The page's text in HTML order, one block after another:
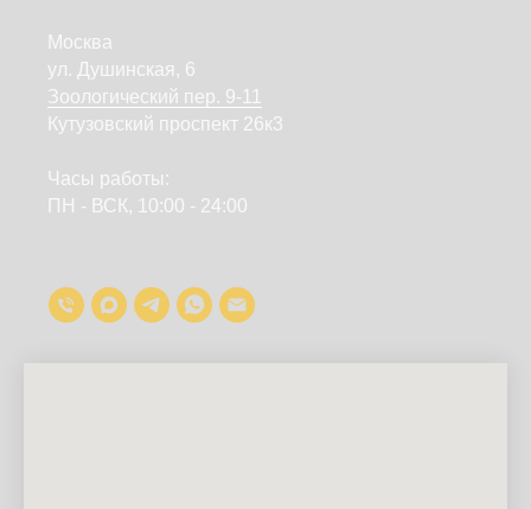
Москва
ул. Душинская, 6
Зоологический пер. 9-11
Кутузовский проспект 26к3
Часы работы:
ПН - ВСК, 10:00 - 24:00